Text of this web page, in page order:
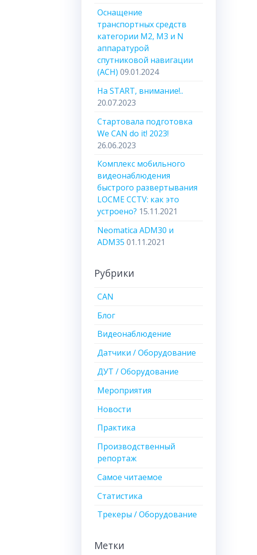
Оснащение
транспортных средств
категории М2, М3 и N
аппаратурой
спутниковой навигации
(АСН) 09.01.2024
На START, внимание!..
20.07.2023
Стартовала подготовка
We CAN do it! 2023!
26.06.2023
Комплекс мобильного
видеонаблюдения
быстрого развертывания
LOCME CCTV: как это
устроено? 15.11.2021
Neomatica ADM30 и
ADM35 01.11.2021
Рубрики
CAN
Блог
Видеонаблюдение
Датчики / Оборудование
ДУТ / Оборудование
Мероприятия
Новости
Практика
Производственный
репортаж
Самое читаемое
Статистика
Трекеры / Оборудование
Метки